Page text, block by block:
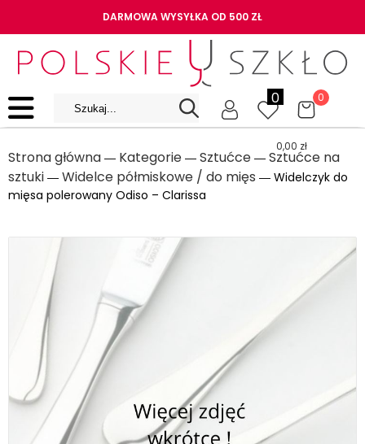
DARMOWA WYSYŁKA OD 500 ZŁ
0 0
0,00 zł
Strona główna ― Kategorie ― Sztućce ― Sztućce na
sztuki ― Widelce półmiskowe / do mięs ― Widelczyk do
mięsa polerowany Odiso – Clarissa